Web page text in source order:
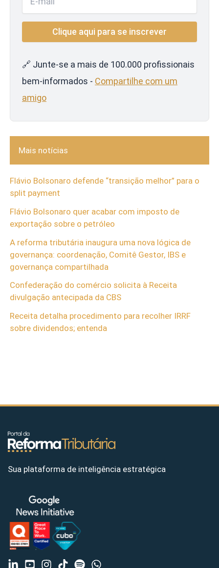
🔗 Junte-se a mais de 100.000 profissionais
bem-informados - Compartilhe com um
amigo
Mais notícias
Flávio Bolsonaro defende “transição melhor” para o
split payment
Flávio Bolsonaro quer acabar com imposto de
exportação sobre o petróleo
A reforma tributária inaugura uma nova lógica de
governança: coordenação, Comitê Gestor, IBS e
governança compartilhada
Confederação do comércio solicita à Receita
divulgação antecipada da CBS
Receita detalha procedimento para recolher IRRF
sobre dividendos; entenda
Sua plataforma de inteligência estratégica